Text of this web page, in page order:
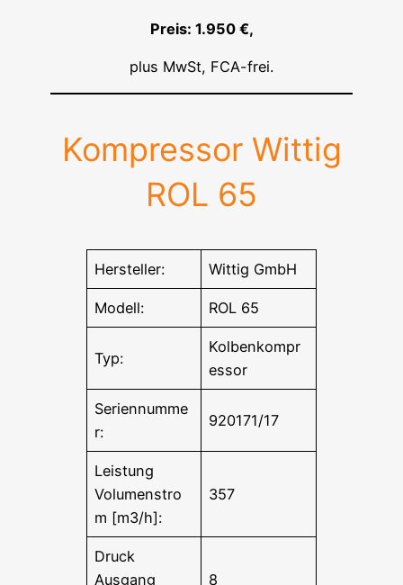
Preis: 1.950 €,
plus MwSt, FCA-frei.
Kompressor Wittig
ROL 65
Hersteller: Wittig GmbH
Modell: ROL 65
Typ:
Kolbenkompr
essor
Seriennumme
r:
920171/17
Leistung
Volumenstro
m [m3/h]:
357
Druck
Ausgang
8